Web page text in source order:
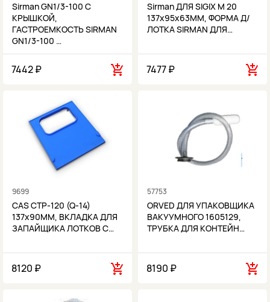
Sirman GN1/3-100 С
КРЫШКОЙ,
ГАСТРОЕМКОСТЬ SIRMAN
GN1/3-100 …
7442 ₽
Sirman ДЛЯ SIGIX M 20
137x95x63MM, ФОРМА Д/
ЛОТКА SIRMAN ДЛЯ…
7477 ₽
9699
CAS CTP-120 (Q-14)
137х90ММ, ВКЛАДКА ДЛЯ
ЗАПАЙЩИКА ЛОТКОВ C…
8120 ₽
57753
ORVED ДЛЯ УПАКОВЩИКА
ВАКУУМНОГО 1605129,
ТРУБКА ДЛЯ КОНТЕЙН…
8190 ₽